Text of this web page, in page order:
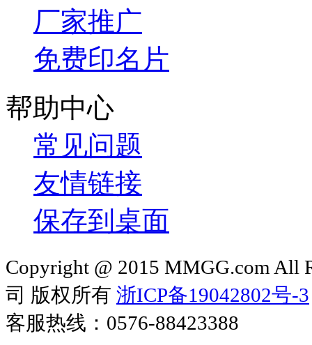
厂家推广
免费印名片
帮助中心
常见问题
友情链接
保存到桌面
Copyright @ 2015 MMGG.com All
司 版权所有 浙ICP备19042802号-3
客服热线：0576-88423388